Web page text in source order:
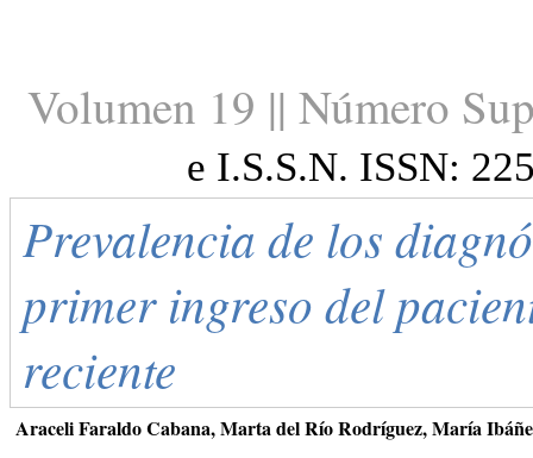
Volumen 19 || Número
e I.S.S.N. ISSN:
Prevalencia de los
primer ingreso del
reciente
Araceli Faraldo Cabana, Marta del Río Rodríguez, María